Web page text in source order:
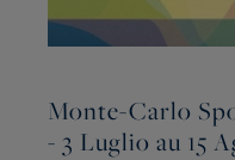
Monte-Carlo
- 3 Luglio au 15